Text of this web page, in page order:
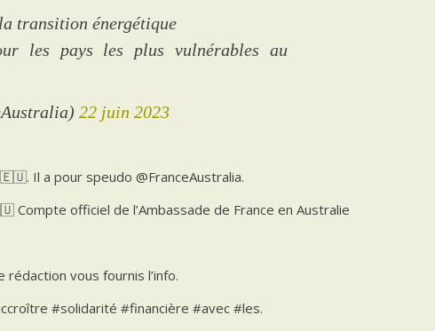
transition énergétique
les pays les plus vulnérables au
22 juin 2023
Il a pour speudo @FranceAustralia.
officiel de l’Ambassade de France en Australie
vous fournis l’info.
#solidarité #financière #avec #les.